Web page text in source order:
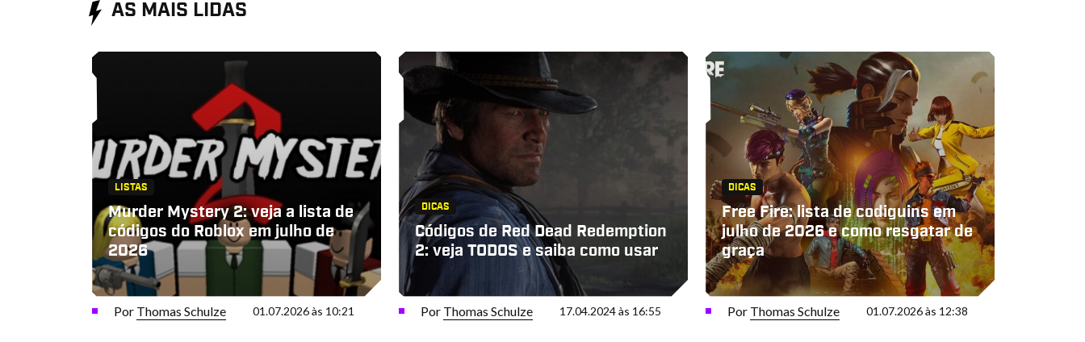
AS MAIS LIDAS
LISTAS
Murder Mystery 2: veja a lista de
códigos do Roblox em julho de
2026
Por Thomas Schulze 01.07.2026 às 10:21
DICAS
Códigos de Red Dead Redemption
2: veja TODOS e saiba como usar
Por Thomas Schulze 17.04.2024 às 16:55
DICAS
Free Fire: lista de codiguins em
julho de 2026 e como resgatar de
graça
Por Thomas Schulze 01.07.2026 às 12:38